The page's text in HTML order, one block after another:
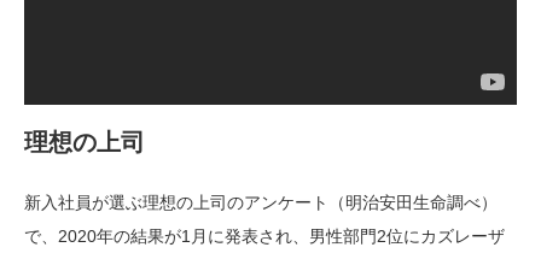
理想の上司
新入社員が選ぶ理想の上司のアンケート（明治安田生命調べ）
で、2020年の結果が1月に発表され、男性部門2位にカズレーザ